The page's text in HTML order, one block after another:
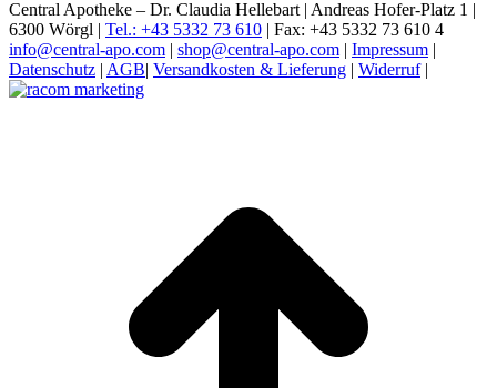
Central Apotheke – Dr. Claudia Hellebart | Andreas Hofer-Platz 1 |
6300 Wörgl | Tel.: +43 5332 73 610 | Fax: +43 5332 73 610 4
info@central-apo.com | shop@central-apo.com | Impressum |
Datenschutz | AGB| Versandkosten & Lieferung | Widerruf|